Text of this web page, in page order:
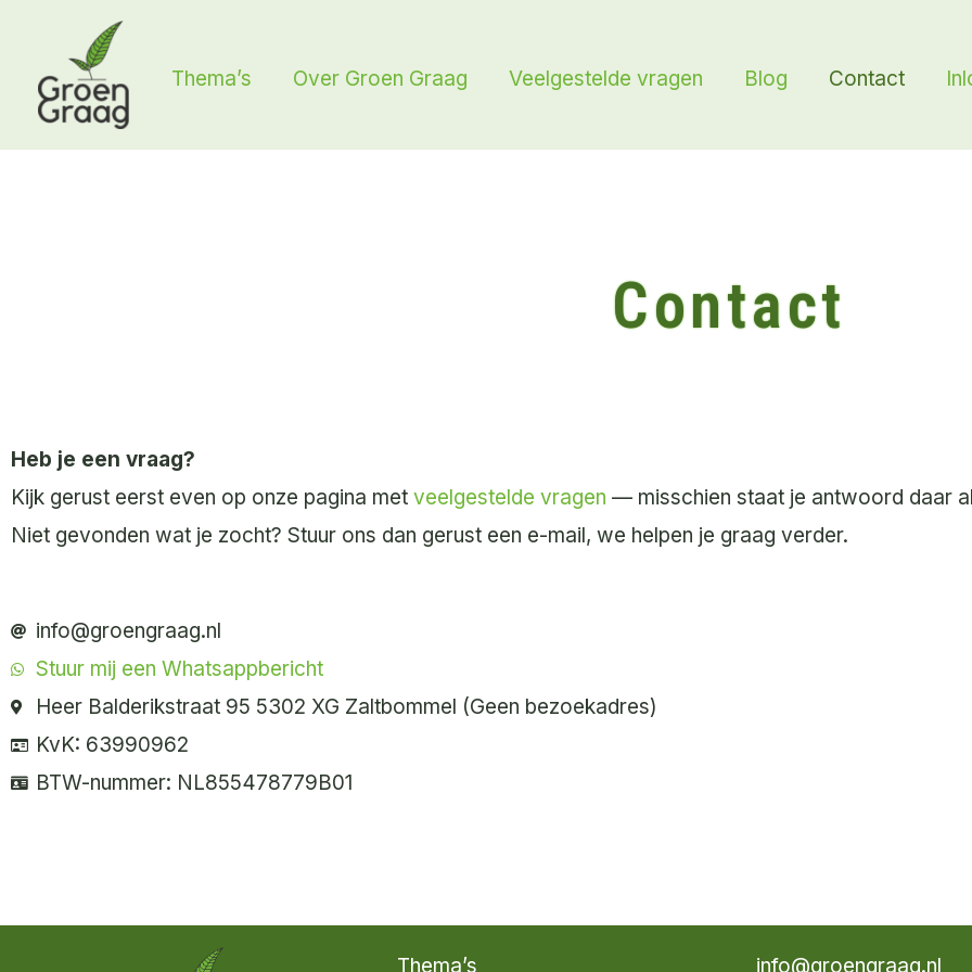
inhoud
Thema’s Over Groen Graag Veelgestelde vragen Blog Contact
Contact
Heb je een vraag?
Kijk gerust eerst even op onze pagina met veelgestelde vragen — misschien staat je antwoord daar
Niet gevonden wat je zocht? Stuur ons dan gerust een e-mail, we helpen je graag verder.
info@groengraag.nl
Stuur mij een Whatsappbericht
Heer Balderikstraat 95 5302 XG Zaltbommel (Geen bezoekadres)
KvK: 63990962
BTW-nummer: NL855478779B01
Thema’s info@groengraag.nl